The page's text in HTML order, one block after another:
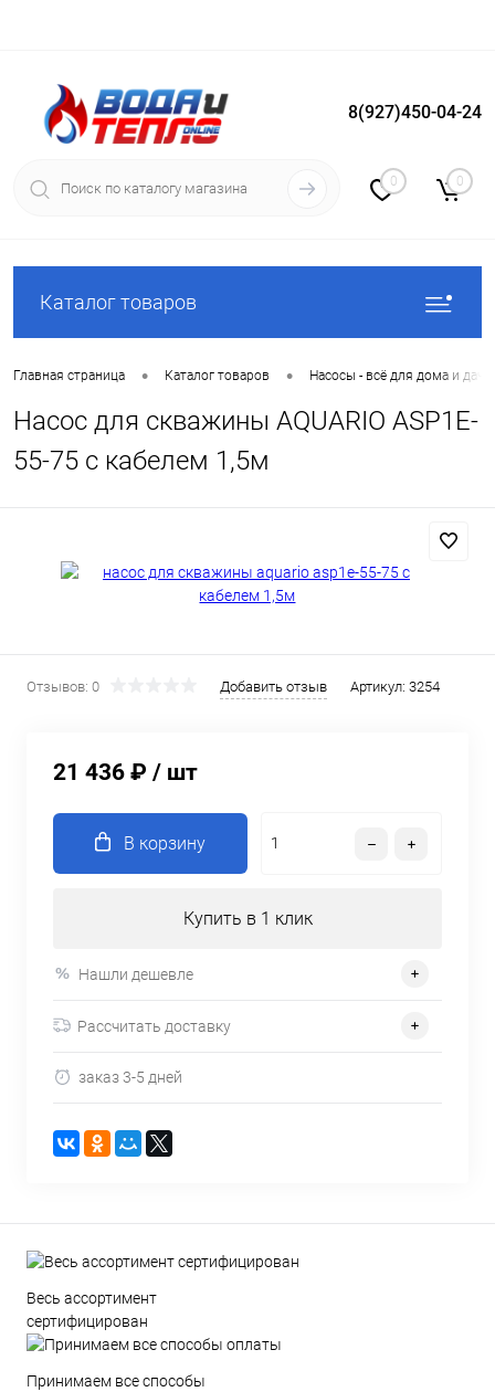
Вход Регистрация
8(927)450-04-24
0 0
Каталог товаров
Главная страница • Каталог товаров • Насосы - всё для дома и дачи
Насос для скважины AQUARIO ASP1E-
55-75 с кабелем 1,5м
Отзывов: 0 Добавить отзыв Артикул: 3254
21 436 ₽ / шт
В корзину
Купить в 1 клик
Нашли дешевле
Рассчитать доставку
заказ 3-5 дней
Весь ассортимент
сертифицирован
Принимаем все способы